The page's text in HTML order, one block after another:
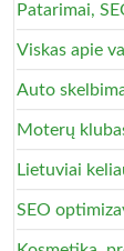
Patarimai,
Viskas apie
Auto
Moterų
Lietuviai
SEO